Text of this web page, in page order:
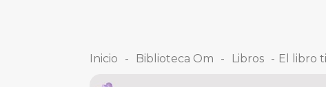
Inicio - Biblioteca Om - Libros - El libro